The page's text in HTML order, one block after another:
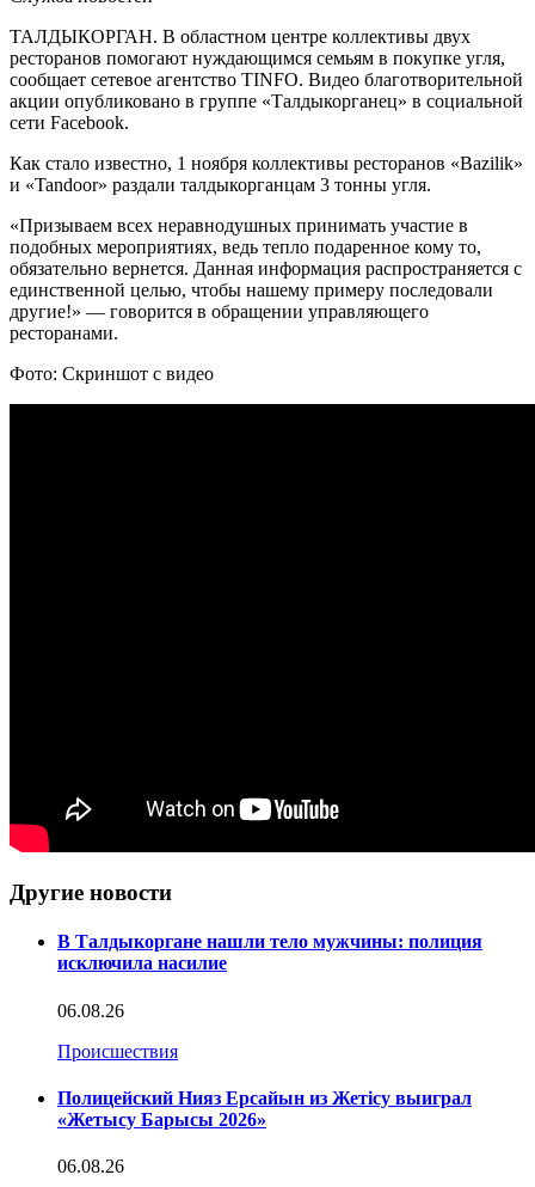
ТАЛДЫКОРГАН. В областном центре коллективы двух
ресторанов помогают нуждающимся семьям в покупке угля,
сообщает сетевое агентство TINFO. Видео благотворительной
акции опубликовано в группе «Талдыкорганец» в социальной
сети Facebook.
Как стало известно, 1 ноября коллективы ресторанов «Bazilik»
и «Tandoor» раздали талдыкорганцам 3 тонны угля.
«Призываем всех неравнодушных принимать участие в
подобных мероприятиях, ведь тепло подаренное кому то,
обязательно вернется. Данная информация распространяется с
единственной целью, чтобы нашему примеру последовали
другие!» — говорится в обращении управляющего
ресторанами.
Фото: Скриншот с видео
Другие новости
В Талдыкоргане нашли тело мужчины: полиция
исключила насилие
06.08.26
Происшествия
Полицейский Нияз Ерсайын из Жетісу выиграл
«Жетысу Барысы 2026»
06.08.26